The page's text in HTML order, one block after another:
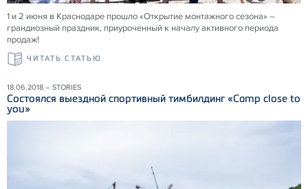
1 и 2 июня в Краснодаре прошло «Открытие монтажного сезона» –
грандиозный праздник, приуроченный к началу активного периода
продаж!
ЧИТАТЬ СТАТЬЮ
18.06.2018 – STORIES
Состоялся выездной спортивный тимбилдинг «Camp close to
you»